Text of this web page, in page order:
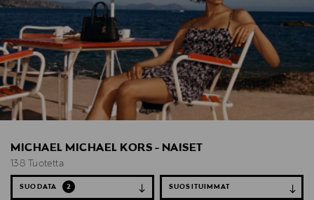
MICHAEL MICHAEL KORS - NAISET
138 Tuotetta
SUODATA 2